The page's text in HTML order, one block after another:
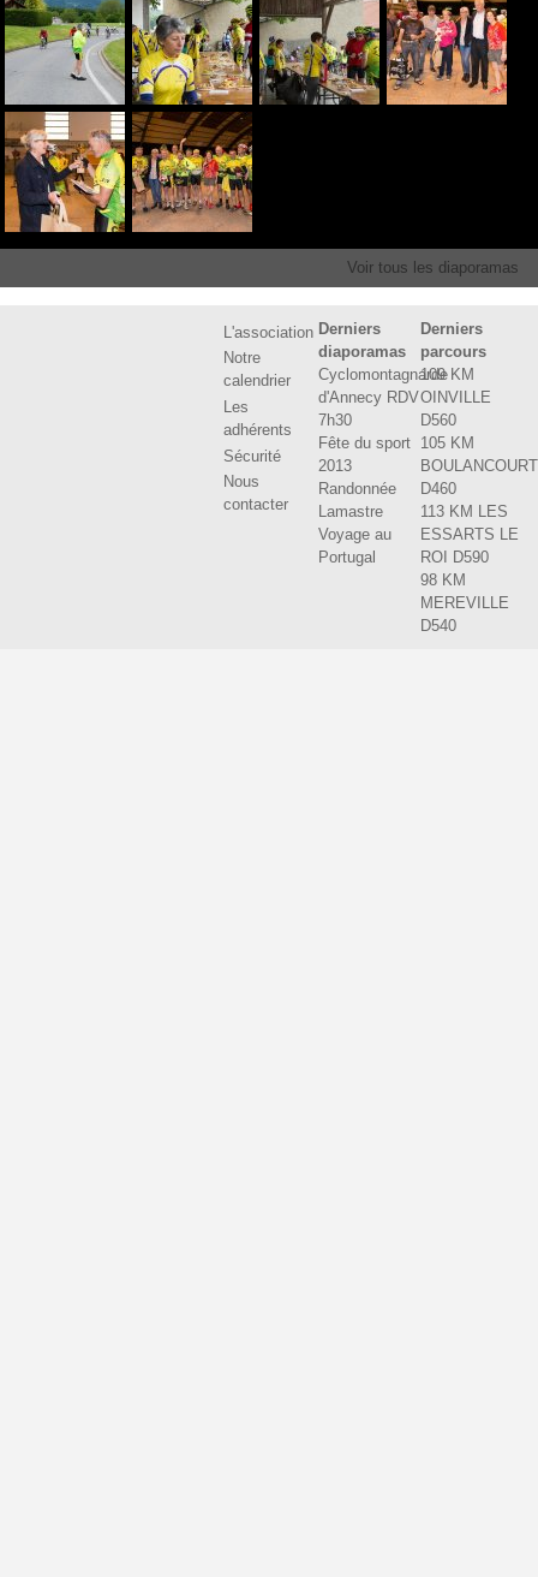
Voir tous les diaporamas
L'association
Notre
calendrier
Les
adhérents
Sécurité
Nous
contacter
Derniers
diaporamas
Cyclomontagnarde
d'Annecy RDV
7h30
Fête du sport
2013
Randonnée
Lamastre
Voyage au
Portugal
Derniers
parcours
109 KM
OINVILLE
D560
105 KM
BOULANCOURT
D460
113 KM LES
ESSARTS LE
ROI D590
98 KM
MEREVILLE
D540